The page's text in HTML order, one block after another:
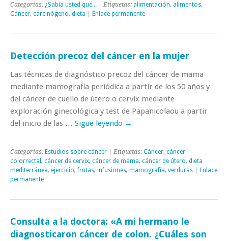
Categorías: ¿Sabía usted qué... | Etiquetas: alimentación, alimentos,
Cáncer, carcinógeno, dieta Enlace permanente
Detección precoz del cáncer en la mujer
Las técnicas de diagnóstico precoz del cáncer de mama
mediante mamografía periódica a partir de los 50 años y
del cáncer de cuello de útero o cervix mediante
exploración ginecológica y test de Papanicolaou a partir
del inicio de las … Sigue leyendo →
Categorías: Estudios sobre cáncer | Etiquetas: Cáncer, cáncer
colorrectal , cáncer de cervix, cáncer de mama, cáncer de útero, dieta
mediterránea, ejercicio,frutas, infusiones, mamografía, verduras
Enlace
permanente
Consulta a la doctora: «A mi hermano le
diagnosticaron cáncer de colon. ¿Cuáles son